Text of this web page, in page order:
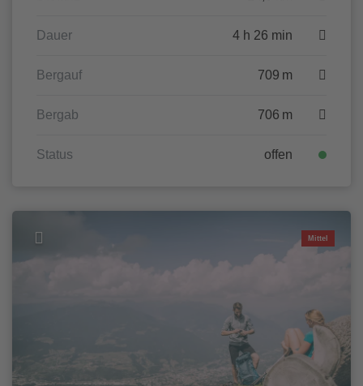
Dauer 4 h 26 min
Bergauf 709 m
Bergab 706 m
Status offen
Mittel